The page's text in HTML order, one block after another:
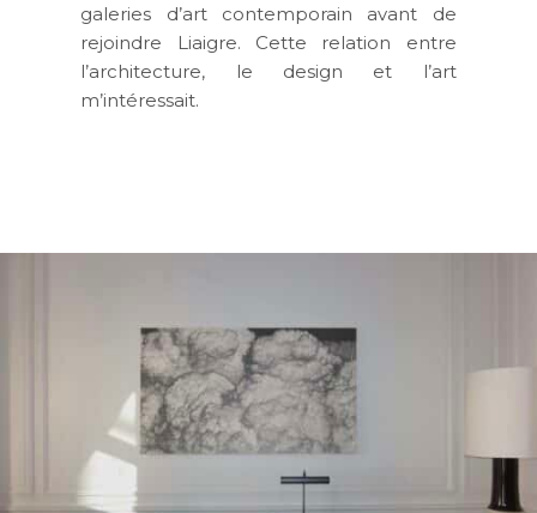
galeries d’art contemporain avant de
rejoindre Liaigre. Cette relation entre
l’architecture, le design et l’art
m’intéressait.